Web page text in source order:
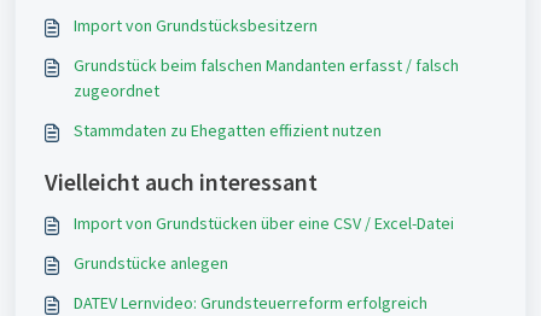
Import von Grundstücksbesitzern
Grundstück beim falschen Mandanten erfasst / falsch
zugeordnet
Stammdaten zu Ehegatten effizient nutzen
Vielleicht auch interessant
Import von Grundstücken über eine CSV / Excel-Datei
Grundstücke anlegen
DATEV Lernvideo: Grundsteuerreform erfolgreich